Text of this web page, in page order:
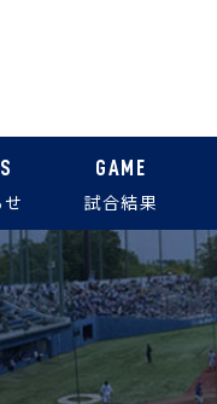
GAME
試合結果